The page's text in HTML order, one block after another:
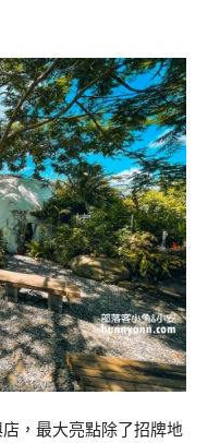
，最大亮點除了招牌地